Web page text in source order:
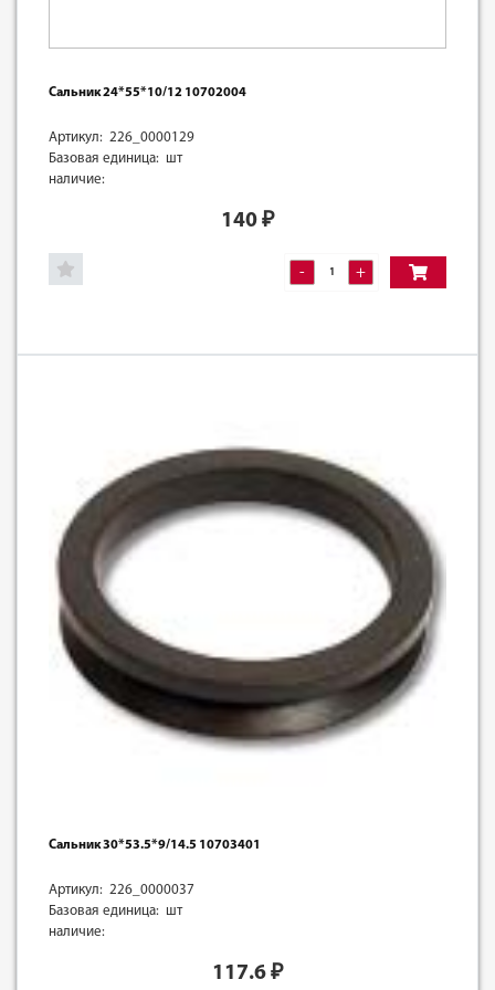
Сальник 24*55*10/12 10702004
Артикул: 226_0000129
Базовая единица: шт
наличие:
140 ₽
- +
Сальник 30*53.5*9/14.5 10703401
Артикул: 226_0000037
Базовая единица: шт
наличие:
117.6 ₽